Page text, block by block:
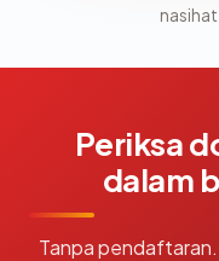
Periksa
dalam
Tanpa